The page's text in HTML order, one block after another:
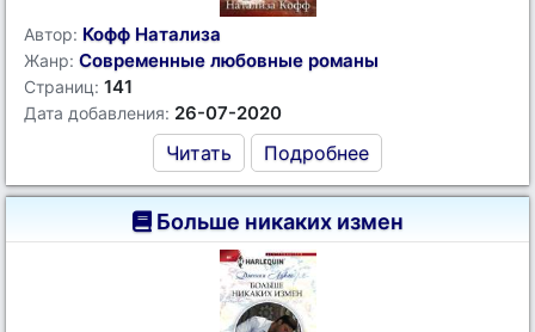
Автор: Кофф Натализа
Жанр: Современные любовные романы
Страниц: 141
Дата добавления: 26-07-2020
Читать Подробнее
Больше никаких измен